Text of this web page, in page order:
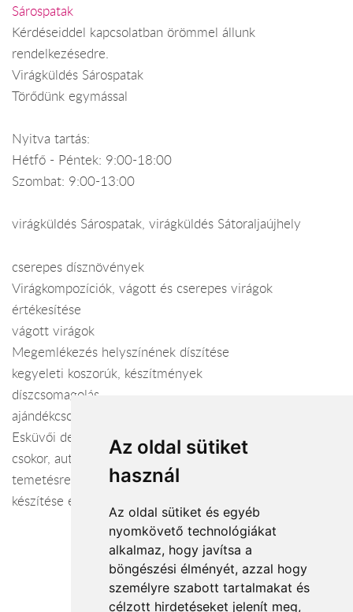
Az oldal sütiket
használ
Az oldal sütiket és egyéb
nyomkövető technológiákat
alkalmaz, hogy javítsa a
böngészési élményét, azzal hogy
személyre szabott tartalmakat és
célzott hirdetéseket jelenít meg,
Sárospatak
Kérdéseiddel kapcsolatban örömmel állunk
rendelkezésedre.
Virágküldés Sárospatak
Törődünk egymással
Nyitva tartás:
Hétfő - Péntek: 9:00-18:00
Szombat: 9:00-13:00
virágküldés Sárospatak, virágküldés Sátoraljaújhely
cserepes dísznövények
Virágkompozíciók, vágott és cserepes virágok
értékesítése
vágott virágok
Megemlékezés helyszínének díszítése
kegyeleti koszorúk, készítmények
díszcsomagolás
ajándékcsokrok
Esküvői dekorációk teljes kivitelezése: menyasszonyi
csokor, autódísz, koszorúslány és dobó csokor, kitűző.
temetésre koszorúk, sírcsokrok, urna- és koporsódíszek
készítése és kiszállítása.
Elfogadott fizetési módok